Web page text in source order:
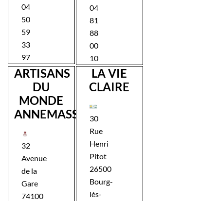
04
50
59
33
97
04
81
88
00
10
ARTISANS
DU
MONDE
ANNEMASSE
32
Avenue
de la
Gare
74100
LA VIE
CLAIRE
30
Rue
Henri
Pitot
26500
Bourg-
lès-